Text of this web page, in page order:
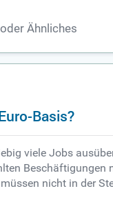
oder Ähnliches
Basis?
viele Jobs
nicht in der